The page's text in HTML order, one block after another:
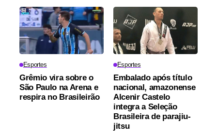
Esportes
Grêmio vira sobre o
São Paulo na Arena e
respira no Brasileirão
Esportes
Embalado após título
nacional, amazonense
Alcenir Castelo
integra a Seleção
Brasileira de parajiu-
jitsu